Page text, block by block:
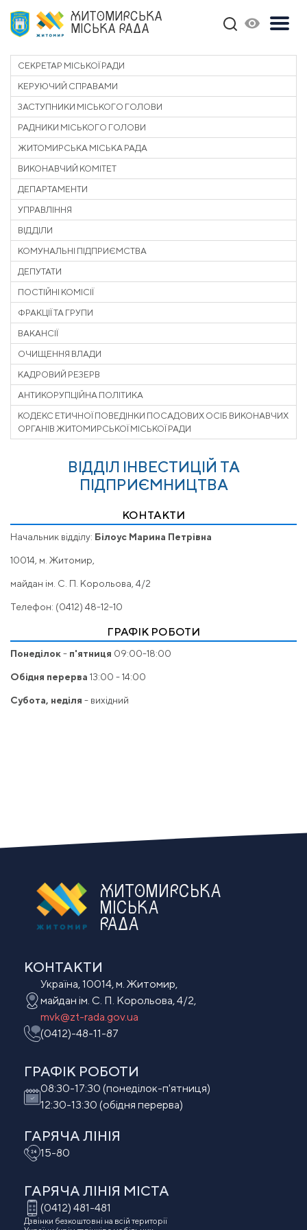
ЖИТОМИРСЬКА
МІСЬКА РАДА
ВІДДІЛ ІНВЕСТИЦІЙ ТА
ПІДПРИЄМНИЦТВА
КОНТАКТИ
Начальник відділу: Білоус Марина Петрівна
10014, м. Житомир,
майдан ім. С. П. Корольова, 4/2
Телефон: (0412) 48-12-10
ГРАФІК РОБОТИ
Понеділок- п'ятниця 09:00-18:00
Обідня перерва 13:00 - 14:00
Субота, неділя - вихідний
СЕКРЕТАР МІСЬКОЇ РАДИ
КЕРУЮЧИЙ СПРАВАМИ
ЗАСТУПНИКИ МІСЬКОГО ГОЛОВИ
РАДНИКИ МІСЬКОГО ГОЛОВИ
ЖИТОМИРСЬКА МІСЬКА РАДА
ВИКОНАВЧИЙ КОМІТЕТ
ДЕПАРТАМЕНТИ
УПРАВЛІННЯ
ВІДДІЛИ
КОМУНАЛЬНІ ПІДПРИЄМСТВА
ДЕПУТАТИ
ПОСТІЙНІ КОМІСІЇ
ФРАКЦІЇ ТА ГРУПИ
ВАКАНСІЇ
ОЧИЩЕННЯ ВЛАДИ
КАДРОВИЙ РЕЗЕРВ
АНТИКОРУПЦІЙНА ПОЛІТИКА
КОДЕКС ЕТИЧНОЇ ПОВЕДІНКИ ПОСАДОВИХ ОСІБ ВИКОНАВЧИХ
ОРГАНІВ ЖИТОМИРСЬКОЇ МІСЬКОЇ РАДИ
ЖИТОМИРСЬКА
МІСЬКА
РАДА
КОНТАКТИ
Україна, 10014, м. Житомир,
майдан ім. С. П. Корольова, 4/2,
mvk@zt-rada.gov.ua
(0412)-48-11-87
ГРАФІК РОБОТИ
08:30-17:30 (понеділок-п'ятниця)
12:30-13:30 (обідня перерва)
ГАРЯЧА ЛІНІЯ
15-80
ГАРЯЧА ЛІНІЯ МIСТА
(0412) 481-481
Дзвінки безкоштовні на всій території